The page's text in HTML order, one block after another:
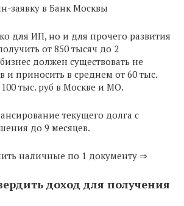
заявку в Банк Москвы
для ИП, но и для прочего развития
от 850 тысяч до 2
должен существовать не
и приносить в среднем от 60 тыс.
тыс. руб в Москве и МО.
текущего долга с
до 9 месяцев.
наличные по 1 документу ⇒
доход для получения